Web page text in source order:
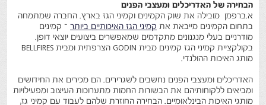
הבחירה של האדריכלים ומעצבי הפנים
א.ברפמן מובילה את שוק הקמינים וקמיני הגז בארץ. החברה שמתמחה
בתחום הקמינים מייבאת את קמיני הגז האיכותיים ביותר – קמינים
מודרניים בעלי מנגנונים מתקדמים שמאפשרים ביצועים יוצאי דופן.
בקולקציית קמיני הגז קמינים מבית GODIN הצרפתית ומבית BELLFIRES
מותג האיכות ההולנדי.
האדריכלים ומעצבי הפנים נחשבים לשגרירים. הם מכירים את החידושים
ומביאים ללקוחותיהם את הבשורות החמות מתערוכות העיצוב ומפעילויות
מותגי האיכות הבינלאומיים. הבחירה החוזרת שלהם לעבוד עם קמיני גז,